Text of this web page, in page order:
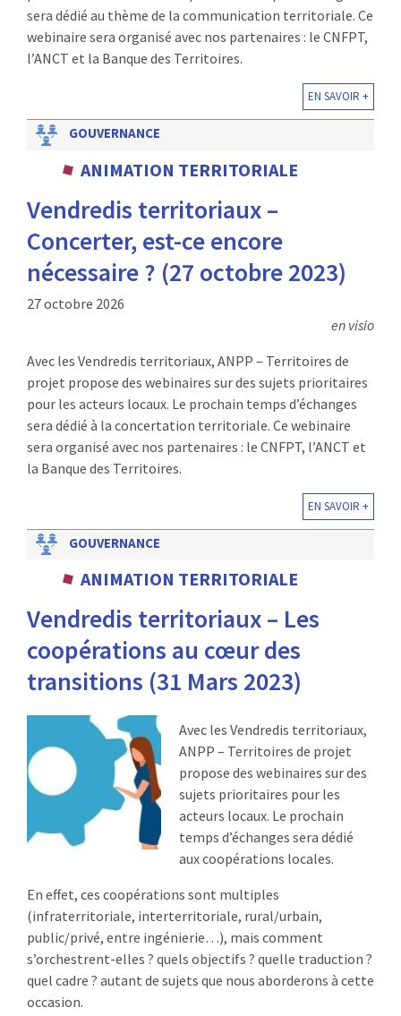
sera dédié au thème de la communication territoriale. Ce
webinaire sera organisé avec nos partenaires : le CNFPT,
l’ANCT et la Banque des Territoires.
EN SAVOIR +
GOUVERNANCE
ANIMATION TERRITORIALE
Vendredis territoriaux –
Concerter, est-ce encore
nécessaire ? (27 octobre 2023)
27 octobre 2026
en visio
Avec les Vendredis territoriaux, ANPP – Territoires de
projet propose des webinaires sur des sujets prioritaires
pour les acteurs locaux. Le prochain temps d’échanges
sera dédié à la concertation territoriale. Ce webinaire
sera organisé avec nos partenaires : le CNFPT, l’ANCT et
la Banque des Territoires.
EN SAVOIR +
GOUVERNANCE
ANIMATION TERRITORIALE
Vendredis territoriaux – Les
coopérations au cœur des
transitions (31 Mars 2023)
Avec les Vendredis territoriaux,
ANPP – Territoires de projet
propose des webinaires sur des
sujets prioritaires pour les
acteurs locaux. Le prochain
temps d’échanges sera dédié
aux coopérations locales.
En effet, ces coopérations sont multiples
(infraterritoriale, interterritoriale, rural/urbain,
public/privé, entre ingénierie…), mais comment
s’orchestrent-elles ? quels objectifs ? quelle traduction ?
quel cadre ? autant de sujets que nous aborderons à cette
occasion.